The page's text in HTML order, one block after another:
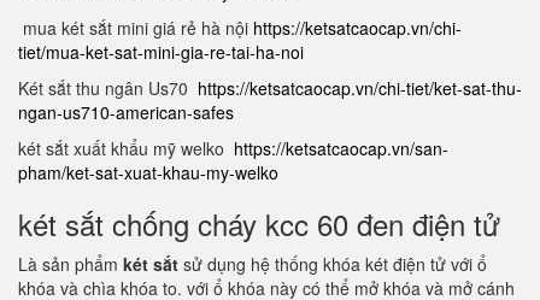
mua két sắt mini giá rẻ hà nội https://ketsatcaocap.vn/chi-
tiet/mua-ket-sat-mini-gia-re-tai-ha-noi
Két sắt thu ngân Us70 https://ketsatcaocap.vn/chi-tiet/ket-sat-thu-
ngan-us710-american-safes
két sắt xuất khẩu mỹ welko https://ketsatcaocap.vn/san-
pham/ket-sat-xuat-khau-my-welko
két sắt chống cháy kcc 60 đen điện tử
Là sản phẩm két sắt sử dụng hệ thống khóa két điện tử với ổ
khóa và chìa khóa to. với ổ khóa này có thể mở khóa và mở cánh